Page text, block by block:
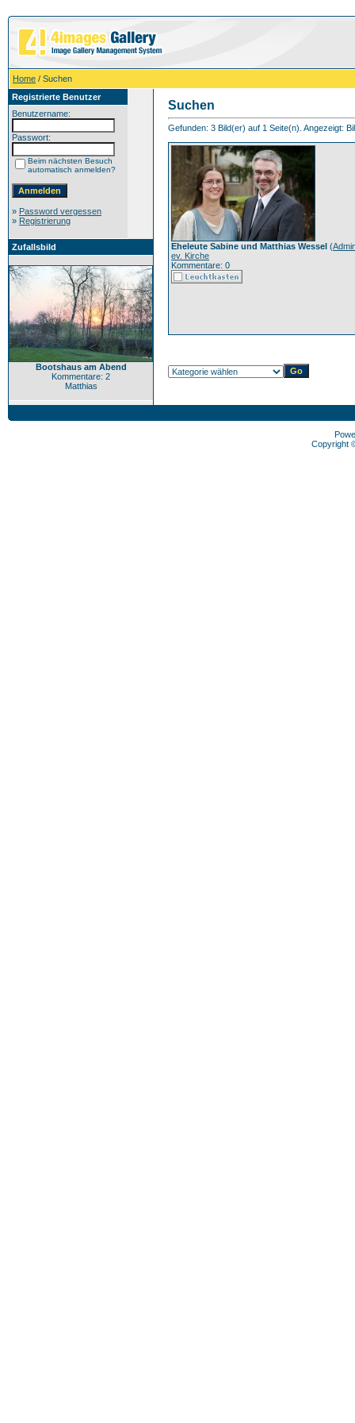
Home / Suchen
Registrierte Benutzer
Benutzername:
Passwort:
Beim nächsten Besuch
automatisch anmelden?
» Password vergessen
» Registrierung
Zufallsbild
Bootshaus am Abend
Kommentare: 2
Matthias
Suchen
Gefunden: 3 Bild(er) auf 1 Seite(n). Angezeigt:
Eheleute Sabine und Matthias Wessel (
ev. Kirche
Kommentare: 0
Copyright